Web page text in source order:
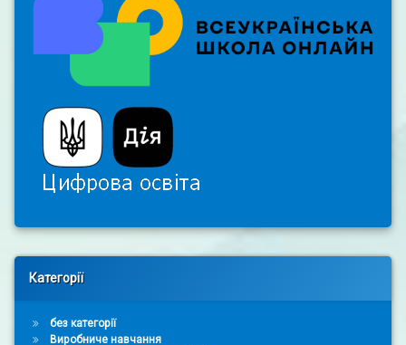
Right Sidebar
Категорії
без категорії
Виробниче навчання